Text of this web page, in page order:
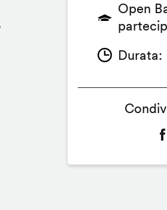
Open
Durata